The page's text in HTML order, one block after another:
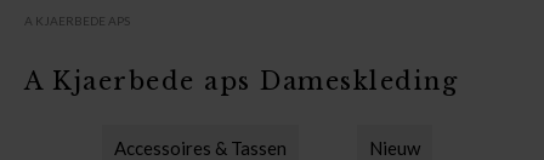
A KJAERBEDE APS
Accessoires & Tassen Nieuw
A Kjaerbede aps Dameskleding